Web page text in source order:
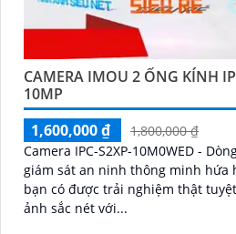
CAMERA IMOU 2 ỐNG KÍNH
10MP
1,600,000 ₫
1,800,000 ₫
Camera IPC-S2XP-10M0WED -
giám sát an ninh thông minh hứa
bạn có được trải nghiệm thật tuyệt vời. Giúp ghi
ảnh sắc nét với...